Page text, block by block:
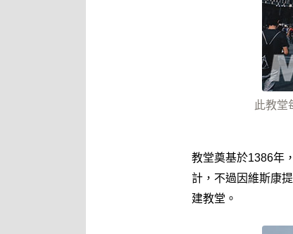
此教堂
教堂奠基於1386年
計，不過因維斯康
建教堂。